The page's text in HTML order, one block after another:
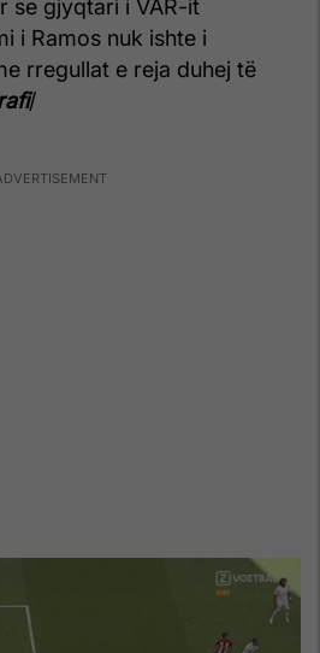
se gjyqtari i VAR-it
i Ramos nuk ishte i
rregullat e reja duhej të
/